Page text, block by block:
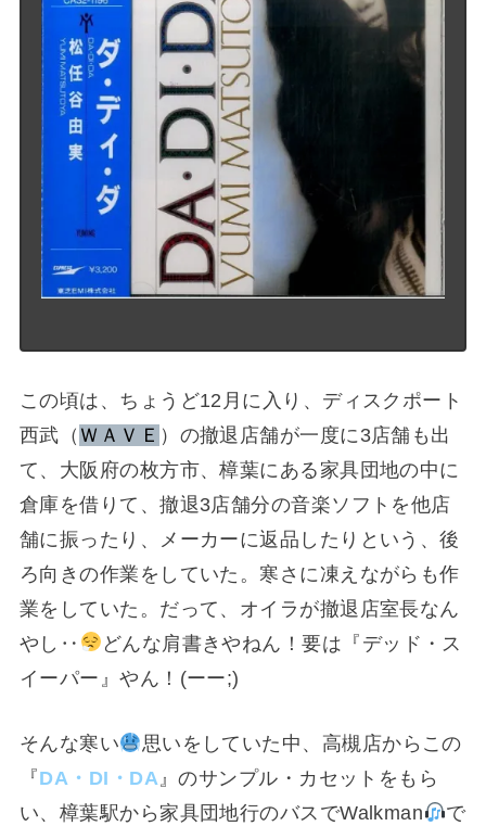
この頃は、ちょうど12月に入り、ディスクポート
西武（ ＷＡＶＥ ）の撤退店舗が一度に3店舗も出
て、大阪府の枚方市、樟葉にある家具団地の中に
倉庫を借りて、撤退3店舗分の音楽ソフトを他店
舗に振ったり、メーカーに返品したりという、後
ろ向きの作業をしていた。寒さに凍えながらも作
業をしていた。だって、オイラが撤退店室長なん
やし‥
どんな肩書きやねん！要は『デッド・ス
イーパー』やん！(ーー;)
そんな寒い
思いをしていた中、高槻店からこの
『DA・DI・DA』のサンプル・カセットをもら
い、樟葉駅から家具団地行のバスでWalkman
で